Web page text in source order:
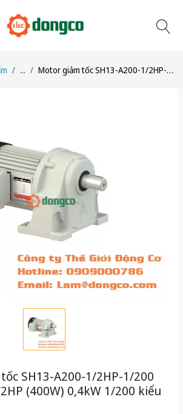
... Motor giảm tốc SH13-A200-1/2HP-1/200 công suất 1/2HP (400W) 0,4kW 1/200 kiểu lắp Chân đế
SH13-A200-1/2HP-1/200
(400W) 0,4kW 1/200 kiểu